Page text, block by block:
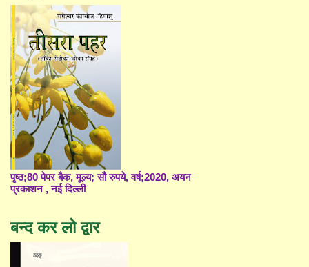
पृष्ठ;80 पेपर बैक, मूल्य; सौ रुपये, वर्ष;2020, अयन
प्रकाशन , नई दिल्ली
बन्द कर लो द्वार